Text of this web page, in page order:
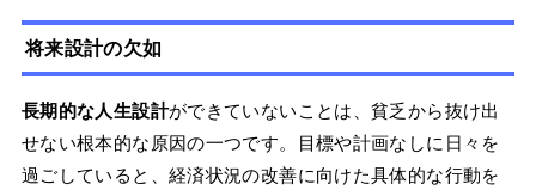
将来設計の欠如
長期的な人生設計ができていないことは、貧乏から抜け出
せない根本的な原因の一つです。目標や計画なしに日々を
過ごしていると、経済状況の改善に向けた具体的な行動を